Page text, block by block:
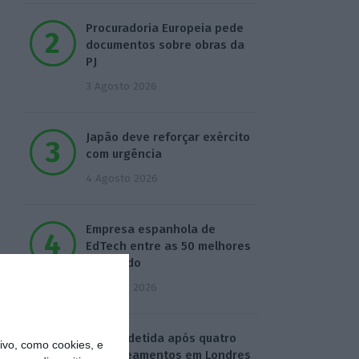
como cookies, e
Procuradoria Europeia pede
documentos sobre obras da
PJ
3 Agosto 2026
Japão deve reforçar exército
com urgência
4 Agosto 2026
Empresa espanhola de
EdTech entre as 50 melhores
do mundo
5 Agosto 2026
Mulher detida após quatro
esfaqueamentos em Londres